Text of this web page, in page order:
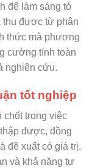
để làm sáng tỏ
thu được từ phân
thức mà phương
cường tính toàn
nghiên cứu.
tốt nghiệp
chốt trong việc
được, đồng
đề xuất có giá trị.
và khả năng tư